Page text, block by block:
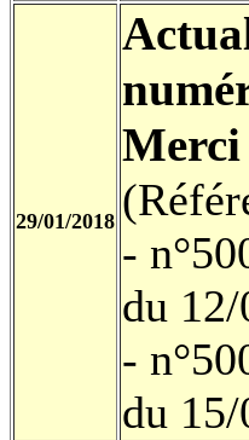
29/01/2018
-
du
-
du